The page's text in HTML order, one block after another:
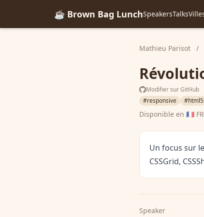
☕ Brown Bag LunchSpeakersTalks
Mathieu Parisot /
Modifier sur GitHub
#responsive
#html5
Disponible en 🇫🇷 FR
Un focus sur
CSSGrid,
Speaker